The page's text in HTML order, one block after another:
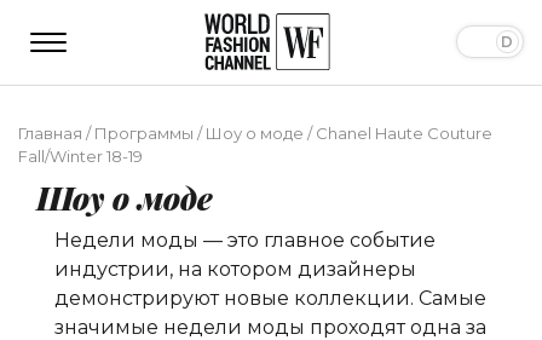
Главная /Программы /Шоу о моде /Chanel Haute Couture
Fall/Winter 18-19
Шоу о моде
Недели моды — это главное событие
индустрии, на котором дизайнеры
демонстрируют новые коллекции. Самые
значимые недели моды проходят одна за